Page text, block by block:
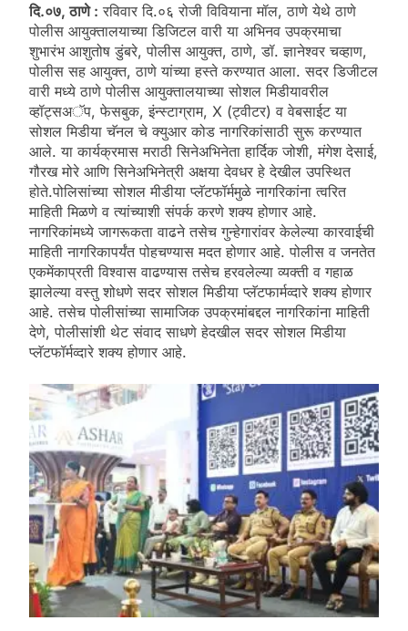
दि.०७, ठाणे : रविवार दि.०६ रोजी विवियाना मॉल, ठाणे येथे ठाणे
पोलीस आयुक्तालयाच्या डिजिटल वारी या अभिनव उपक्रमाचा
शुभारंभ आशुतोष डुंबरे, पोलीस आयुक्त, ठाणे, डॉ. ज्ञानेश्वर चव्हाण,
पोलीस सह आयुक्त, ठाणे यांच्या हस्ते करण्यात आला. सदर डिजीटल
वारी मध्ये ठाणे पोलीस आयुक्तालयाच्या सोशल मिडीयावरील
व्हॉट्सअॅप, फेसबुक, इंन्स्टाग्राम, X (ट्वीटर) व वेबसाईट या
सोशल मिडीया चॅनल चे क्युआर कोड नागरिकांसाठी सुरू करण्यात
आले. या कार्यक्रमास मराठी सिनेअभिनेता हार्दिक जोशी, मंगेश देसाई,
गौरख मोरे आणि सिनेअभिनेत्री अक्षया देवधर हे देखील उपस्थित
होते.पोलिसांच्या सोशल मीडीया प्लॅटफॉर्ममुळे नागरिकांना त्वरित
माहिती मिळणे व त्यांच्याशी संपर्क करणे शक्य होणार आहे.
नागरिकांमध्ये जागरूकता वाढने तसेच गुन्हेगारांवर केलेल्या कारवाईची
माहिती नागरिकापर्यंत पोहचण्यास मदत होणार आहे. पोलीस व जनतेत
एकमेंकाप्रती विश्वास वाढण्यास तसेच हरवलेल्या व्यक्ती व गहाळ
झालेल्या वस्तु शोधणे सदर सोशल मिडीया प्लॅटफार्मव्दारे शक्य होणार
आहे. तसेच पोलीसांच्या सामाजिक उपक्रमांबद्दल नागरिकांना माहिती
देणे, पोलीसांशी थेट संवाद साधणे हेदखील सदर सोशल मिडीया
प्लॅटफॉर्मव्दारे शक्य होणार आहे.